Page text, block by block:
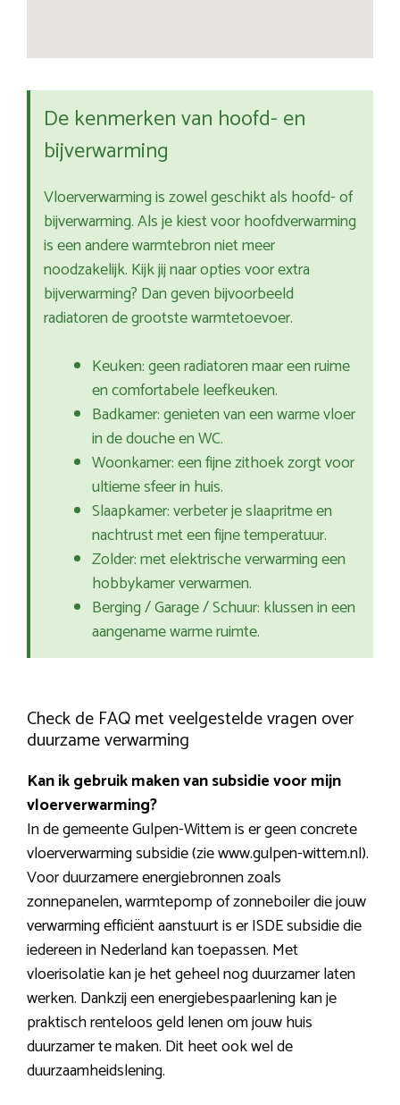
De kenmerken van hoofd- en
bijverwarming
Vloerverwarming is zowel geschikt als hoofd- of
bijverwarming. Als je kiest voor hoofdverwarming
is een andere warmtebron niet meer
noodzakelijk. Kijk jij naar opties voor extra
bijverwarming? Dan geven bijvoorbeeld
radiatoren de grootste warmtetoevoer.
Keuken: geen radiatoren maar een ruime
en comfortabele leefkeuken.
Badkamer: genieten van een warme vloer
in de douche en WC.
Woonkamer: een fijne zithoek zorgt voor
ultieme sfeer in huis.
Slaapkamer: verbeter je slaapritme en
nachtrust met een fijne temperatuur.
Zolder: met elektrische verwarming een
hobbykamer verwarmen.
Berging / Garage / Schuur: klussen in een
aangename warme ruimte.
Check de FAQ met veelgestelde vragen over
duurzame verwarming
Kan ik gebruik maken van subsidie voor mijn
vloerverwarming?
In de gemeente Gulpen-Wittem is er geen concrete
vloerverwarming subsidie (zie www.gulpen-wittem.nl).
Voor duurzamere energiebronnen zoals
zonnepanelen, warmtepomp of zonneboiler die jouw
verwarming efficiënt aanstuurt is er ISDE subsidie die
iedereen in Nederland kan toepassen. Met
vloerisolatie kan je het geheel nog duurzamer laten
werken. Dankzij een energiebespaarlening kan je
praktisch renteloos geld lenen om jouw huis
duurzamer te maken. Dit heet ook wel de
duurzaamheidslening.